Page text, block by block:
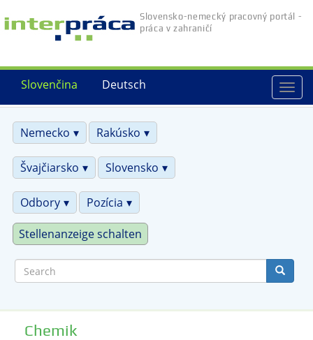
Skip
to
Deutsch
Slovenčina
Slovensko-nemecký pracovný portál -
práca v zahraničí
Nemecko
Rakúsko
Švajčiarsko Slovensko
Odbory Pozícia
Stellenanzeige schalten
Chemik